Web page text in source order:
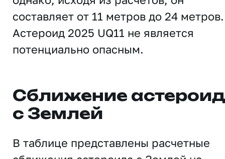
составляет от 11 метров до 24 метров.
Астероид 2025 UQ11 не является
потенциально опасным.
Сближение
с Землей
В таблице представлены расчетные